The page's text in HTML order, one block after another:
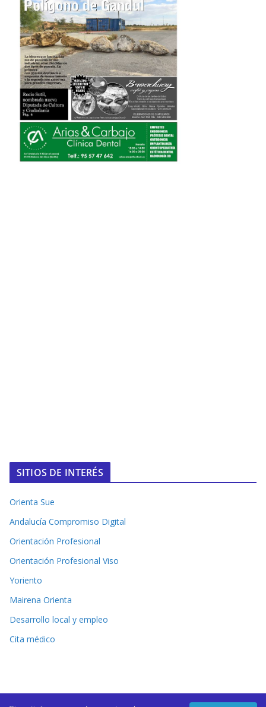
SITIOS DE INTERÉS
Orienta Sue
Andalucía Compromiso Digital
Orientación Profesional
Orientación Profesional Viso
Yoriento
Mairena Orienta
Desarrollo local y empleo
Cita médico